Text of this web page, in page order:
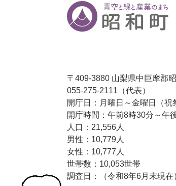
〒409-3880 山梨県中巨摩郡
055-275-2111（代表）
開庁日：月曜日～金曜日（祝
開庁時間：午前8時30分～午
人口：21,556人
男性：10,779人
女性：10,777人
世帯数：10,053世帯
調査日：（令和8年6月末現在